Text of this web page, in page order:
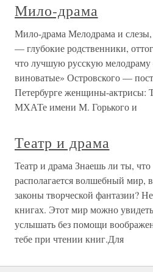
Мило-драма
Мило-драма Мелодрама и
— глубокие родственники,
что лучшую русскую
виноватые» Островского —
Петербурге женщины-актрисы:
МХАТе имени М. Горького и
Театр и драма
Театр и драма Знаешь ли ты,
располагается волшебный мир,
законы творческой фантазии?
книгах. Этот мир можно
услышать без помощи
тебе при чтении книг.Для